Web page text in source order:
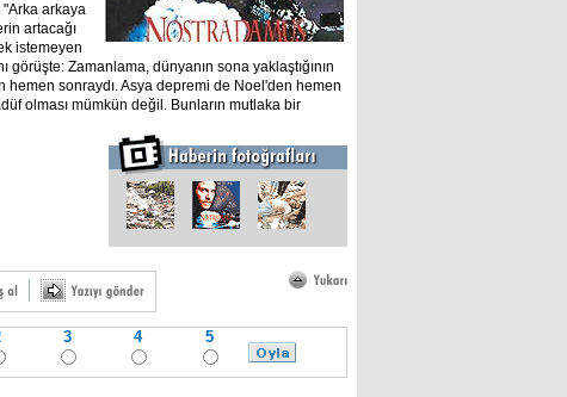
"Arka arkaya
artacağı
istemeyen
görüşte: Zamanlama, dünyanın sona yaklaştığının
sonraydı. Asya depremi de Noel'den hemen
olması mümkün değil. Bunların mutlaka bir
3 4 5